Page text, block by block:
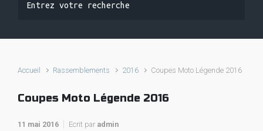
Accueil Rassemblements 2016 Coupes Moto Légende 2016
Coupes Moto Légende 2016
11 mai 2016 Ecrit par admin